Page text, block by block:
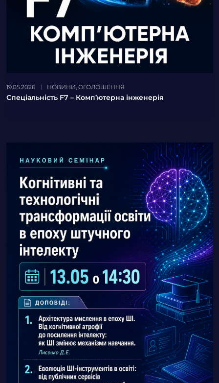
19.05.2026 НОВИНИ, ОГОЛОШЕННЯ
Спеціальність F7 – Комп’ютерна інженерія